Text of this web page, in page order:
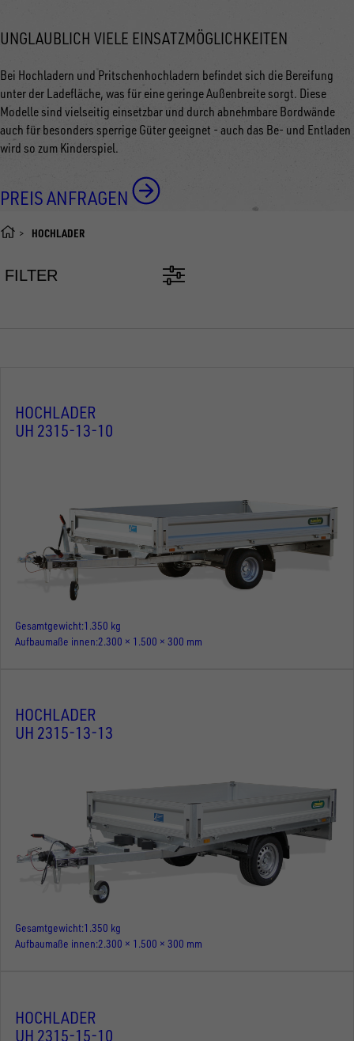
UNGLAUBLICH VIELE EINSATZMÖGLICHKEITEN
Bei Hochladern und Pritschenhochladern befindet sich die Bereifung
unter der Ladefläche, was für eine geringe Außenbreite sorgt. Diese
Modelle sind vielseitig einsetzbar und durch abnehmbare Bordwände
auch für besonders sperrige Güter geeignet - auch das Be- und Entladen
wird so zum Kinderspiel.
PREIS ANFRAGEN
HOCHLADER
FILTER
HOCHLADER
UH 2315-13-10
Gesamtgewicht 1.350 kg
Aufbaumaße innen 2.300 × 1.500 × 300 mm
HOCHLADER
UH 2315-13-13
Gesamtgewicht 1.350 kg
Aufbaumaße innen 2.300 × 1.500 × 300 mm
HOCHLADER
UH 2315-15-10